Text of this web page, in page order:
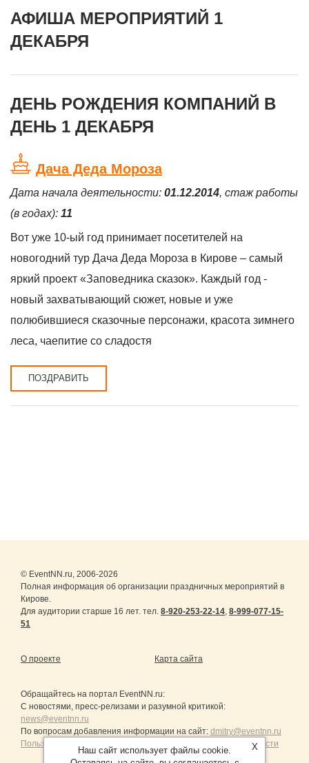
АФИША МЕРОПРИЯТИЙ 1
ДЕКАБРЯ
ДЕНЬ РОЖДЕНИЯ КОМПАНИЙ В
ДЕНЬ 1 ДЕКАБРЯ
Дача Деда Мороза
Дата начала деятельности: 01.12.2014, стаж работы
(в годах): 11
Вот уже 10-ый год принимает посетителей на
новогодний тур Дача Деда Мороза в Кирове – самый
яркий проект «Заповедника сказок». Каждый год -
новый захватывающий сюжет, новые и уже
полюбившиеся сказочные персонажи, красота зимнего
леса, чаепитие со сладостя
ПОЗДРАВИТЬ
© EventNN.ru, 2006-2026
Полная информация об организации праздничных мероприятий в
Кирове.
Для аудитории старше 16 лет. тел. 8-920-253-22-14, 8-999-077-15-
51
О проекте Карта сайта
Обращайтесь на портал EventNN.ru:
С новостями, пресс-релизами и разумной критикой:
news@eventnn.ru
По вопросам добавления информации на сайт: dmitry@eventnn.ru
Пользовательское Соглашение и политика конфиденциальности
X
Наш сайт использует файлы cookie.